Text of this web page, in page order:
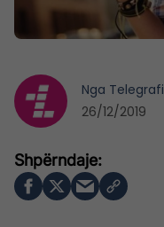
Nga Telegrafi
26/12/2019